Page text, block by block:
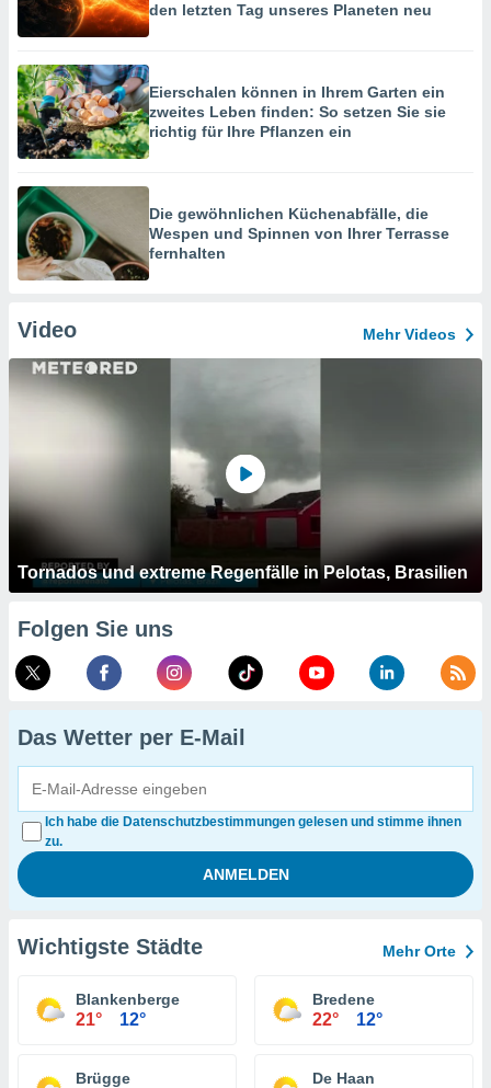
den letzten Tag unseres Planeten neu
Eierschalen können in Ihrem Garten ein
zweites Leben finden: So setzen Sie sie
richtig für Ihre Pflanzen ein
Die gewöhnlichen Küchenabfälle, die
Wespen und Spinnen von Ihrer Terrasse
fernhalten
Video Mehr Videos
Tornados und extreme Regenfälle in Pelotas, Brasilien
Folgen Sie uns
Das Wetter per E-Mail
Ich habe die Datenschutzbestimmungen gelesen und stimme ihnen
zu.
Wichtigste Städte Mehr Orte
Blankenberge
21° 12°
Bredene
22° 12°
Brügge De Haan